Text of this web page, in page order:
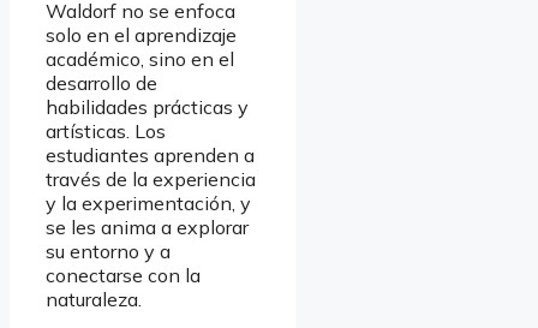
Waldorf no se enfoca
solo en el aprendizaje
académico, sino en el
desarrollo de
habilidades prácticas y
artísticas. Los
estudiantes aprenden a
través de la experiencia
y la experimentación, y
se les anima a explorar
su entorno y a
conectarse con la
naturaleza.